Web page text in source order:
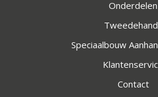
Onderdelen
Speciaalbouw
Contact